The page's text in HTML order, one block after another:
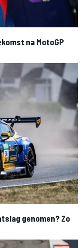
na MotoGP
genomen? Zo